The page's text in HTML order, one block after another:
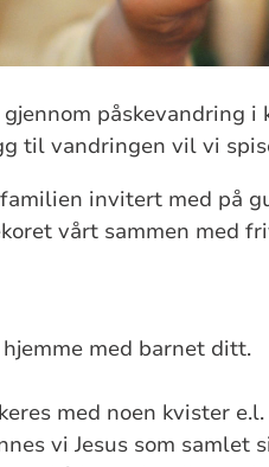
påskevandring
til vandringen vil vi
invitert med på
vårt sammen
med barnet ditt.
med noen kvister
vi Jesus som